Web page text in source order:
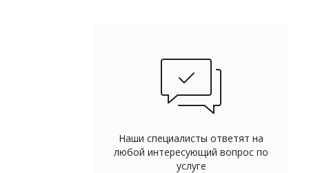
Наши специалисты ответят на
любой интересующий вопрос по
услуге